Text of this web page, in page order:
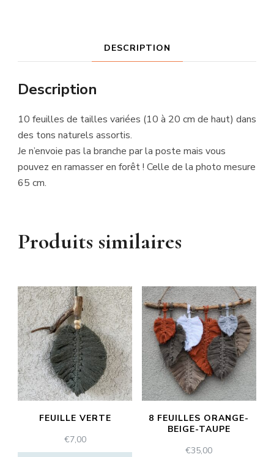
DESCRIPTION
Description
10 feuilles de tailles variées (10 à 20 cm de haut) dans
des tons naturels assortis.
Je n’envoie pas la branche par la poste mais vous
pouvez en ramasser en forêt ! Celle de la photo mesure
65 cm.
Produits similaires
FEUILLE VERTE
€7,00
8 FEUILLES ORANGE-
BEIGE-TAUPE
€35,00